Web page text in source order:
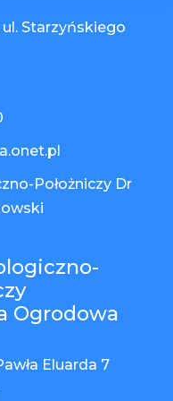
Starzyńskiego
Położniczy Dr
Ogrodowa
Eluarda 7